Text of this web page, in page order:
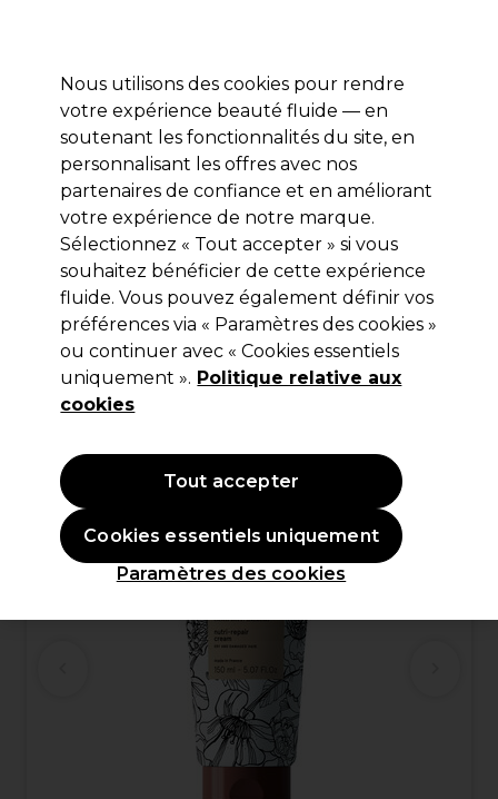
Se connecter
Marques Bons plans Coiffure Electro et Matériel
Livraison et délais
lire la suite
Eugène Perma Professionnel
Eugène Perma Collections Nature
Crème Nutri-Réparatrice 150ml
(0)
17,45 €Hors TVA
Nous utilisons des cookies pour rendre
votre expérience beauté fluide — en
soutenant les fonctionnalités du site, en
personnalisant les offres avec nos
partenaires de confiance et en améliorant
votre expérience de notre marque.
Sélectionnez « Tout accepter » si vous
souhaitez bénéficier de cette expérience
fluide. Vous pouvez également définir vos
préférences via « Paramètres des cookies »
ou continuer avec « Cookies essentiels
uniquement ». Politique relative aux
cookies
Paramètres des cookies
Cookies essentiels uniquement
Tout accepter